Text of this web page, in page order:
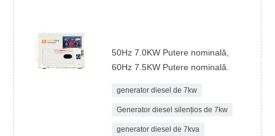
50Hz 7.0KW Putere nominală,
60Hz 7.5KW Putere nominală.
generator diesel de 7kw
Generator diesel silențios de 7kw
generator diesel de 7kva